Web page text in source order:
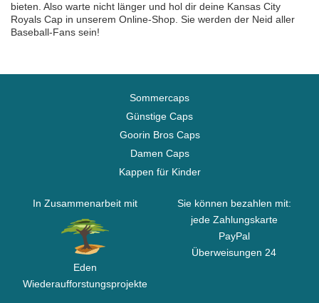
bieten. Also warte nicht länger und hol dir deine Kansas City
Royals Cap in unserem Online-Shop. Sie werden der Neid aller
Baseball-Fans sein!
Sommercaps
Günstige Caps
Goorin Bros Caps
Damen Caps
Kappen für Kinder
In Zusammenarbeit mit
Eden
Wiederaufforstungsprojekte
Sie können bezahlen mit:
jede Zahlungskarte
PayPal
Überweisungen 24